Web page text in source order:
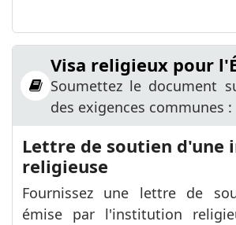
Visa religieux pour
Soumettez le document
des exigences communes :
Lettre de soutien d'une
religieuse
Fournissez une lettre de
émise par l'institution